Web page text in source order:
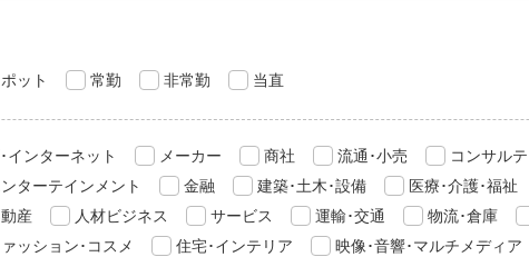
ット 常勤 非常勤 当直
インターネット メーカー 商社 流通･小売
コンサル
ターテインメント
金融 建築･土木･設備
医療･介護･福祉
産
人材ビジネス サービス 運輸･交通
物流･倉庫
ッション･コスメ
住宅･インテリア 映像･音響･マルチメディア